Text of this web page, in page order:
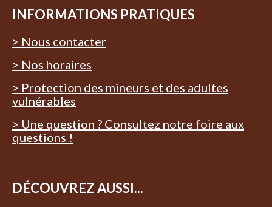
INFORMATIONS PRATIQUES
> Nous contacter
> Nos horaires
> Protection des mineurs et des adultes
vulnérables
> Une question ? Consultez notre foire aux
questions !
DÉCOUVREZ AUSSI...